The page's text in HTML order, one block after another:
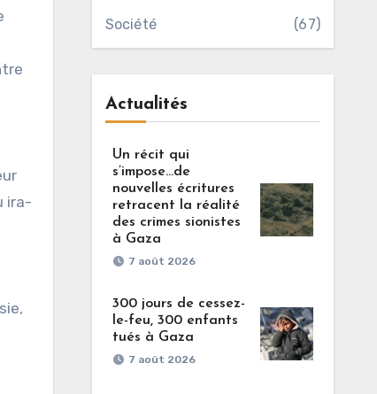
ira-
Société (67)
Actualités
Un récit qui
s’impose…de
nouvelles écritures
retracent la réalité
des crimes sionistes
à Gaza
7 août 2026
300 jours de cessez-
le-feu, 300 enfants
tués à Gaza
7 août 2026